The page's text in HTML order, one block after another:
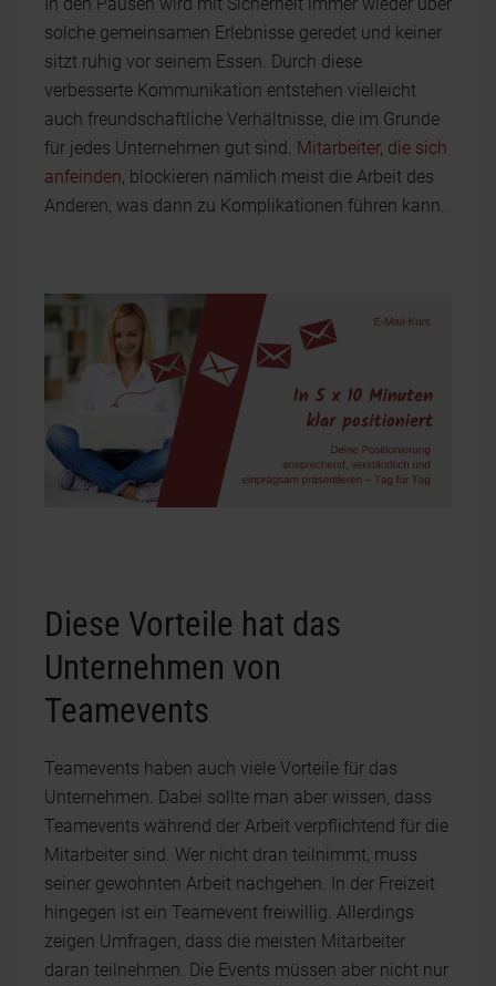
solche gemeinsamen Erlebnisse geredet und keiner
sitzt ruhig vor seinem Essen. Durch diese
verbesserte Kommunikation entstehen vielleicht
auch freundschaftliche Verhältnisse, die im Grunde
für jedes Unternehmen gut sind. Mitarbeiter, die sich
anfeinden, blockieren nämlich meist die Arbeit des
Anderen, was dann zu Komplikationen führen kann.
Diese Vorteile hat das
Unternehmen von
Teamevents
Teamevents haben auch viele Vorteile für das
Unternehmen. Dabei sollte man aber wissen, dass
Teamevents während der Arbeit verpflichtend für die
Mitarbeiter sind. Wer nicht dran teilnimmt, muss
seiner gewohnten Arbeit nachgehen. In der Freizeit
hingegen ist ein Teamevent freiwillig. Allerdings
zeigen Umfragen, dass die meisten Mitarbeiter
daran teilnehmen. Die Events müssen aber nicht nur